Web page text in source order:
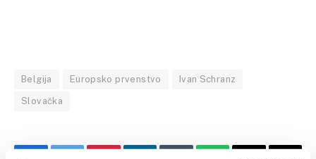
Belgija Europsko prvenstvo Ivan Schranz
Slovačka